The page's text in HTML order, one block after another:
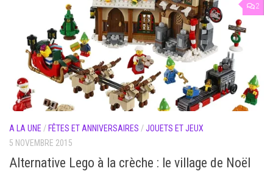
2
A LA UNE / FÊTES ET ANNIVERSAIRES /JOUETS ET JEUX
5 NOVEMBRE 2015
Alternative Lego à la crèche : le village de Noël